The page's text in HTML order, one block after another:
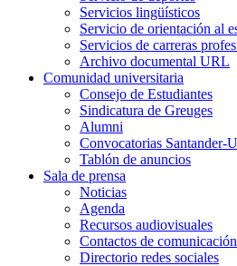
Servicios lingüísticos
Servicio de orientación al
Servicios de carreras
Archivo documental URL
Comunidad universitaria
Consejo de Estudiantes
Sindicatura de Greuges
Alumni
Convocatorias Santander-
Tablón de anuncios
Sala de prensa
Noticias
Agenda
Recursos audiovisuales
Contactos de comunicación
Directorio redes sociales